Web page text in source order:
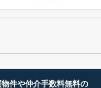
件や仲介手数料無料の